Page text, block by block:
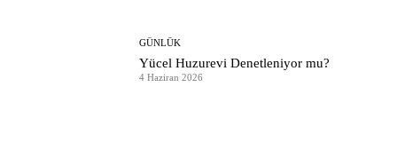
GÜNLÜK
Yücel Huzurevi Denetleniyor mu?
4 Haziran 2026